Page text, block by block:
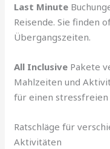
Last Minute
Reisende. Sie finden
Übergangszeiten.
All Inclusive Pakete
Mahlzeiten und
für einen stressfreien
Ratschläge für
Aktivitäten